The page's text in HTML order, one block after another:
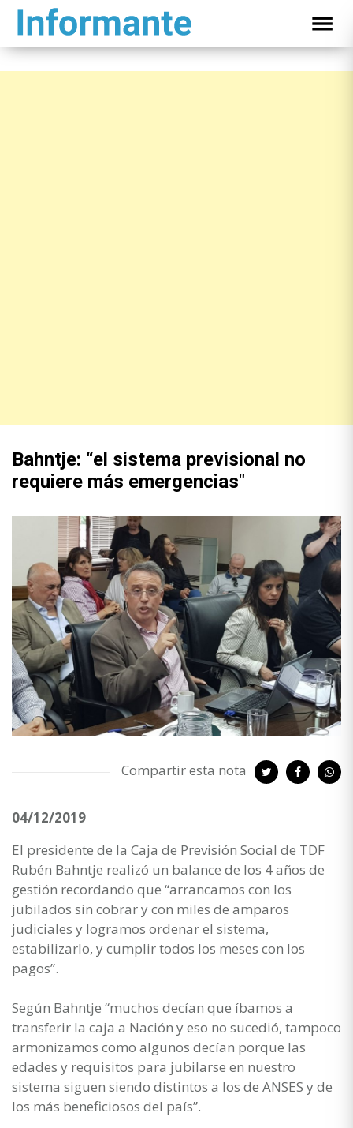
Bahntje: “el sistema previsional no
requiere más emergencias"
Compartir esta nota
04/12/2019
El presidente de la Caja de Previsión Social de TDF
Rubén Bahntje realizó un balance de los 4 años de
gestión recordando que “arrancamos con los
jubilados sin cobrar y con miles de amparos
judiciales y logramos ordenar el sistema,
estabilizarlo, y cumplir todos los meses con los
pagos”.
Según Bahntje “muchos decían que íbamos a
transferir la caja a Nación y eso no sucedió, tampoco
armonizamos como algunos decían porque las
edades y requisitos para jubilarse en nuestro
sistema siguen siendo distintos a los de ANSES y de
los más beneficiosos del país”.